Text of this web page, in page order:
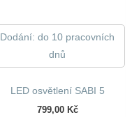
Dodání: do 10 pracovních
dnů
LED osvětlení SABI 5
799,00 Kč